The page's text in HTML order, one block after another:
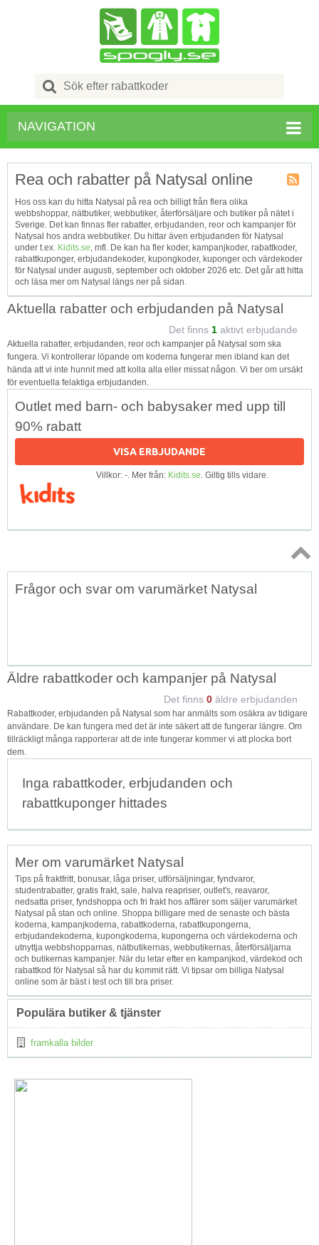
Search
for:
NAVIGATION
Tagg
RSS
Rea och rabatter på Natysal online
Hos oss kan du hitta Natysal på rea och billigt från flera olika
webbshoppar, nätbutiker, webbutiker, återförsäljare och butiker på nätet i
Sverige. Det kan finnas fler rabatter, erbjudanden, reor och kampanjer för
Natysal hos andra webbutiker. Du hittar även erbjudanden för Natysal
under t.ex. Kidits.se, mfl. De kan ha fler koder, kampanjkoder, rabattkoder,
rabattkuponger, erbjudandekoder, kupongkoder, kuponger och värdekoder
för Natysal under augusti, september och oktober 2026 etc. Det går att hitta
och läsa mer om Natysal längs ner på sidan.
Aktuella rabatter och erbjudanden på Natysal
Det finns 1 aktivt erbjudande
Aktuella rabatter, erbjudanden, reor och kampanjer på Natysal som ska
fungera. Vi kontrollerar löpande om koderna fungerar men ibland kan det
hända att vi inte hunnit med att kolla alla eller missat någon. Vi ber om ursäkt
för eventuella felaktiga erbjudanden.
Outlet med barn- och babysaker med upp till
90% rabatt
VISA ERBJUDANDE
Villkor: -. Mer från: Kidits.se. Giltig tills vidare.
Topp
Frågor och svar om varumärket Natysal
Äldre rabattkoder och kampanjer på Natysal
Det finns 0 äldre erbjudanden
Rabattkoder, erbjudanden på Natysal som har anmälts som osäkra av tidigare
användare. De kan fungera med det är inte säkert att de fungerar längre. Om
tillräckligt många rapporterar att de inte fungerar kommer vi att plocka bort
dem.
Inga rabattkoder, erbjudanden och
rabattkuponger hittades
Mer om varumärket Natysal
Tips på fraktfritt, bonusar, låga priser, utförsäljningar, fyndvaror,
studentrabatter, gratis frakt, sale, halva reapriser, outlet's, reavaror,
nedsatta priser, fyndshoppa och fri frakt hos affärer som säljer varumärket
Natysal på stan och online. Shoppa billigare med de senaste och bästa
koderna, kampanjkoderna, rabattkoderna, rabattkupongerna,
erbjudandekoderna, kupongkoderna, kupongerna och värdekoderna och
utnyttja webbshopparnas, nätbutikernas, webbutikernas, återförsäljarna
och butikernas kampanjer. När du letar efter en kampanjkod, värdekod och
rabattkod för Natysal så har du kommit rätt. Vi tipsar om billiga Natysal
online som är bäst i test och till bra priser.
Populära butiker & tjänster
framkalla bilder